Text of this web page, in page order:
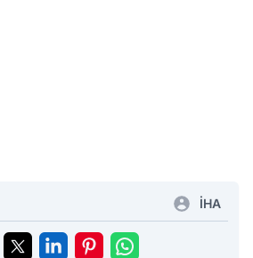
İHA